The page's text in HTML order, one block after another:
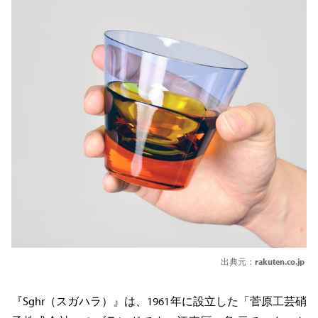
出典元： rakuten.co.jp
『Sghr（スガハラ）』は、1961年に設立した「菅原工芸硝